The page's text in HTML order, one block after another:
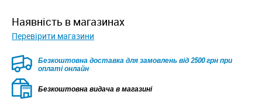
наявність в магазинах
Перевірити магазини
Безкоштовна доставка для замовлень від 2500 грн при
оплаті онлайн
Безкоштовна видача в магазині